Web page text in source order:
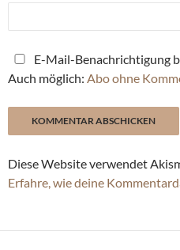
E-Mail-Benachrichtigung
Auch möglich: Abo ohne
Diese Website verwendet
Erfahre, wie deine